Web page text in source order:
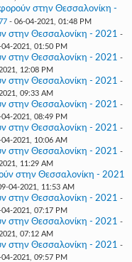
στην Θεσσαλονίκη -
- 06-04-2021, 01:48 PM
στην Θεσσαλονίκη - 2021 -
2021, 01:50 PM
στην Θεσσαλονίκη - 2021 -
12:08 PM
στην Θεσσαλονίκη - 2021 -
09:33 AM
στην Θεσσαλονίκη - 2021 -
2021, 08:49 PM
στην Θεσσαλονίκη - 2021 -
2021, 10:06 AM
στην Θεσσαλονίκη - 2021 -
11:29 AM
στην Θεσσαλονίκη - 2021
04-2021, 11:53 AM
στην Θεσσαλονίκη - 2021 -
2021, 07:17 PM
στην Θεσσαλονίκη - 2021 -
07:12 AM
στην Θεσσαλονίκη - 2021 -
2021, 09:57 PM